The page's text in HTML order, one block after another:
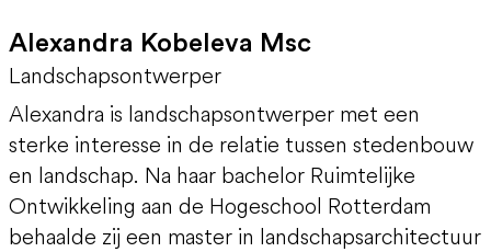
Alexandra Kobeleva Msc
Landschapsontwerper
Alexandra is landschapsontwerper met een
sterke interesse in de relatie tussen stedenbouw
en landschap. Na haar bachelor Ruimtelijke
Ontwikkeling aan de Hogeschool Rotterdam
behaalde zij een master in landschapsarchitectuur